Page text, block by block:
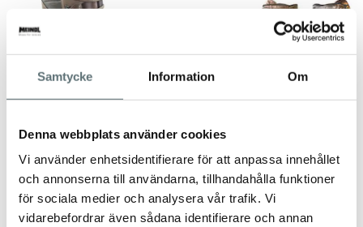
Samtycke Information Om
Denna webbplats använder cookies
Vi använder enhetsidentifierare för att anpassa innehållet
och annonserna till användarna, tillhandahålla funktioner
för sociala medier och analysera vår trafik. Vi
vidarebefordrar även sådana identifierare och annan
MEINDL
DOVRE EXTREME MFS
"WIDE"
5 499 kr
SULBYTE